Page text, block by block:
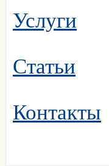
Услуги
Статьи
Контакты